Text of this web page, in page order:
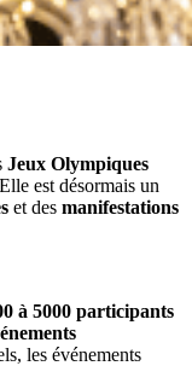
Jeux Olympiques
est désormais un
et des manifestations
à 5000 participants
les événements